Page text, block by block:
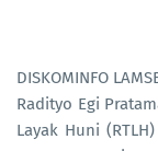
DISKOMINFO
Radityo Egi
Layak Huni